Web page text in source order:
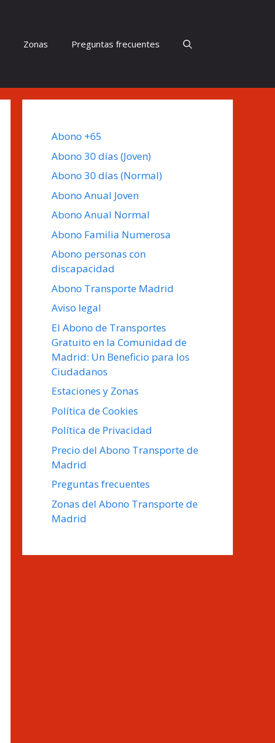
Zonas Preguntas frecuentes
Abono +65
Abono 30 días (Joven)
Abono 30 días (Normal)
Abono Anual Joven
Abono Anual Normal
Abono Familia Numerosa
Abono personas con
discapacidad
Abono Transporte Madrid
Aviso legal
El Abono de Transportes
Gratuito en la Comunidad de
Madrid: Un Beneficio para los
Ciudadanos
Estaciones y Zonas
Política de Cookies
Política de Privacidad
Precio del Abono Transporte de
Madrid
Preguntas frecuentes
Zonas del Abono Transporte de
Madrid